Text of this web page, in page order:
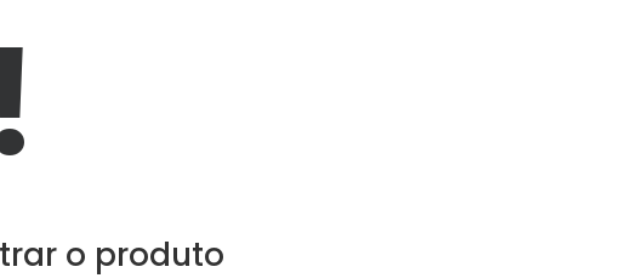
o produto